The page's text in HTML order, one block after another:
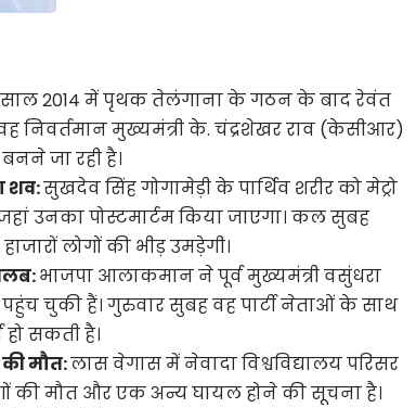
साल 2014 में पृथक तेलंगाना के गठन के बाद रेवंत
वह निवर्तमान मुख्यमंत्री के. चंद्रशेखर राव (केसीआर)
जा रही है।
शव:सुखदेव सिंह गोगामेड़ी के पार्थिव शरीर को मेट्रो
उनका पोस्टमार्टम किया जाएगा। कल सुबह
लोगों की भीड़ उमड़ेगी।
भाजपा आलाकमान ने पूर्व मुख्यमंत्री वसुंधरा
पहुंच चुकी हैं। गुरुवार सुबह वह पार्टी नेताओं के साथ
सकती है।
की मौत:लास वेगास में नेवादा विश्वविद्यालय परिसर
की मौत और एक अन्य घायल होने की सूचना है।